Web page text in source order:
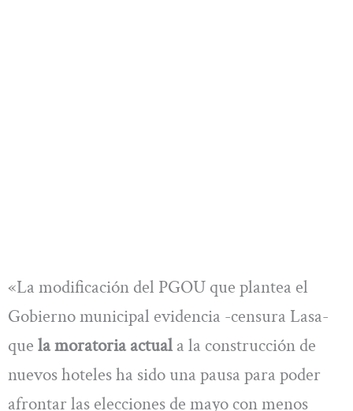
«La modificación del PGOU que plantea el
Gobierno municipal evidencia -censura Lasa-
que la moratoria actual a la construcción de
nuevos hoteles ha sido una pausa para poder
afrontar las elecciones de mayo con menos